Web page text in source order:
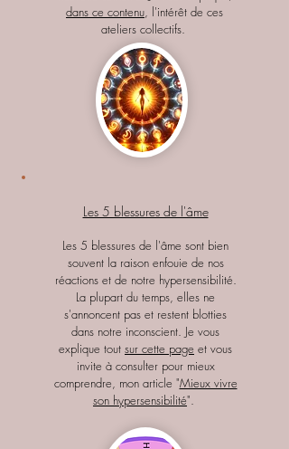
dans ce contenu, l'intérêt de ces
ateliers collectifs.
Les 5 blessures de l'âme
Les 5 blessures de l'âme sont bien
souvent la raison enfouie de nos
réactions et de notre hypersensibilité.
La plupart du temps, elles ne
s'annoncent pas et restent blotties
dans notre inconscient. Je vous
explique tout sur cette page et vous
invite à consulter pour mieux
comprendre, mon article "Mieux vivre
son hypersensibilité".